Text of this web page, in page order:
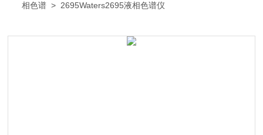
相色谱 > 2695Waters2695液相色谱仪